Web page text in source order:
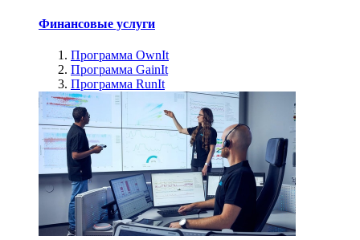
Финансовые услуги
Программа OwnIt
Программа GainIt
Программа RunIt